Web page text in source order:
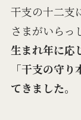
干支の十二支
さまがいらっ
生まれ年に応
「干支の守
てきました。